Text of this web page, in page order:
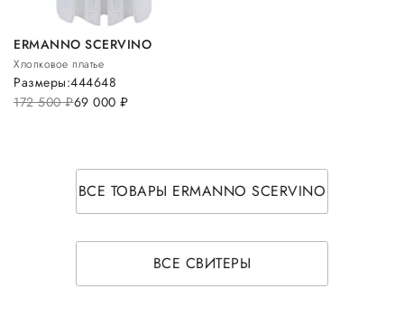
ERMANNO SCERVINO
Хлопковое платье
172 500руб.69 000 руб.
Размеры:444648
ВСЕ ТОВАРЫ ERMANNO SCERVINO
ВСЕ СВИТЕРЫ